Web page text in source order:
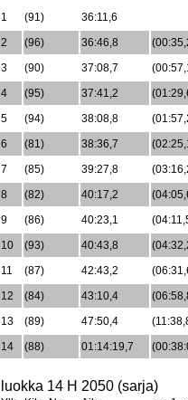
1
(91)
36:11,6
2
(96) 36:46,8
3
(90) 37:08,7
4
(95) 37:41,2
5
(94) 38:08,8
6
(81) 38:36,7
7
(85) 39:27,8
8
(82) 40:17,2
9
(86) 40:23,1
10
(93) 40:43,8
11
(87) 42:43,2
12
(84) 43:10,4
13
(89) 47:50,4
14
(88) 01:14:19,7
luokka 14 H 2050 (sarja)